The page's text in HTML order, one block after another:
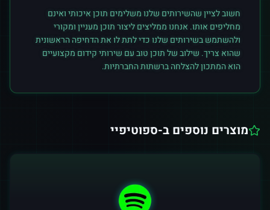
חשוב לציין שהשירותים שלנו משלימים תוכן איכותי ואינם
מחליפים אותו. אנחנו ממליצים ליצור תוכן מעניין ומקורי
ולהשתמש בשירותים שלנו כדי לתת לו את הדחיפה הראשונית
שהוא צריך. שילוב של תוכן טוב עם שירותי קידום מקצועיים
הוא המתכון להצלחה ברשתות החברתיות.
מוצרים נוספים ב-ספוטיפיי